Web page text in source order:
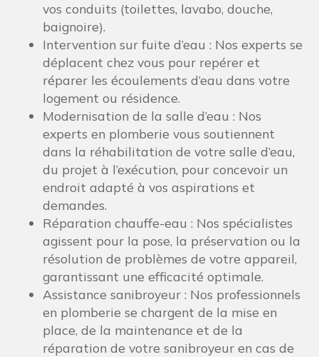
vos conduits (toilettes, lavabo, douche,
baignoire).
Intervention sur fuite d’eau : Nos experts se
déplacent chez vous pour repérer et
réparer les écoulements d’eau dans votre
logement ou résidence.
Modernisation de la salle d’eau : Nos
experts en plomberie vous soutiennent
dans la réhabilitation de votre salle d’eau,
du projet à l’exécution, pour concevoir un
endroit adapté à vos aspirations et
demandes.
Réparation chauffe-eau : Nos spécialistes
agissent pour la pose, la préservation ou la
résolution de problèmes de votre appareil,
garantissant une efficacité optimale.
Assistance sanibroyeur : Nos professionnels
en plomberie se chargent de la mise en
place, de la maintenance et de la
réparation de votre sanibroyeur en cas de